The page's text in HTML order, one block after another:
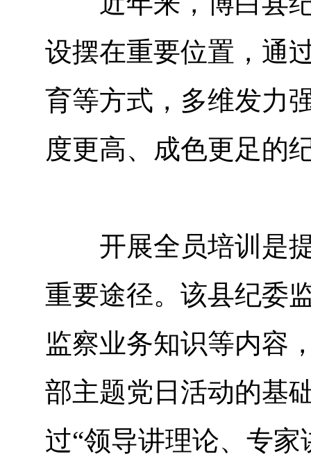
设摆在重要位置，通
育等方式，多维发力
度更高、成色更足的
开展全员培训是提
重要途径。该县纪委
监察业务知识等内容
部主题党日活动的基
过“领导讲理论、专